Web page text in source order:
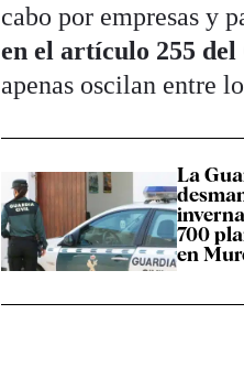
cabo por empresas y
en el artículo 255 del
apenas oscilan entre
La
700
en